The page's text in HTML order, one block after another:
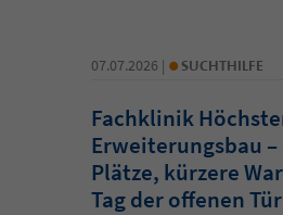
07.07.2026 | • SUCHTHILFE
Fachklinik
Erweiterungsbau
Plätze, kürzere
Tag der offenen